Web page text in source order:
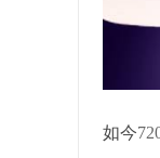
如今